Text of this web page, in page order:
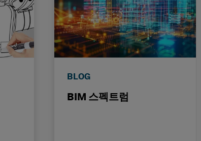
BLOG
BIM 스펙트럼